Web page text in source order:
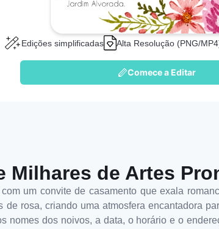
Edições simplificadas Alta Resolução (PNG/
Comece a Editar
Milhares de Artes
um convite de casamento que exala
de rosa, criando uma atmosfera encantadora
nomes dos noivos, a data, o horário e o